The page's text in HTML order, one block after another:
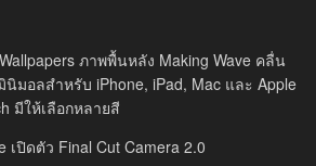
ภาพพื้นหลัง Making Wave คลื่น
นิมอลสำหรับ iPhone, iPad, Mac และ Apple
มีให้เลือกหลายสี
เปิดตัว Final Cut Camera 2.0